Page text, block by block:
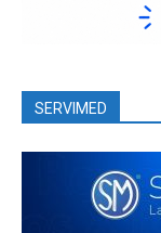
SERVIMED